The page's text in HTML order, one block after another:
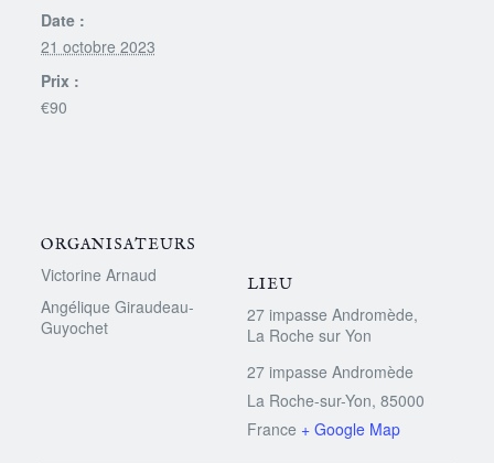
Date :
21 octobre 2023
Prix :
€90
ORGANISATEURS
Victorine Arnaud
Angélique Giraudeau-
Guyochet
LIEU
27 impasse Andromède,
La Roche sur Yon
27 impasse Andromède
La Roche-sur-Yon, 85000
France + Google Map